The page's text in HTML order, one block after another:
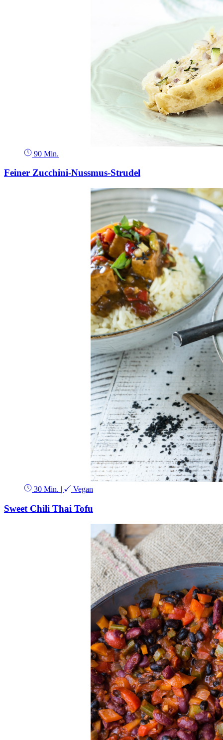
90 Min.
Feiner Zucchini-Nussmus-Strudel
30 Min. | Vegan
Sweet Chili Thai Tofu